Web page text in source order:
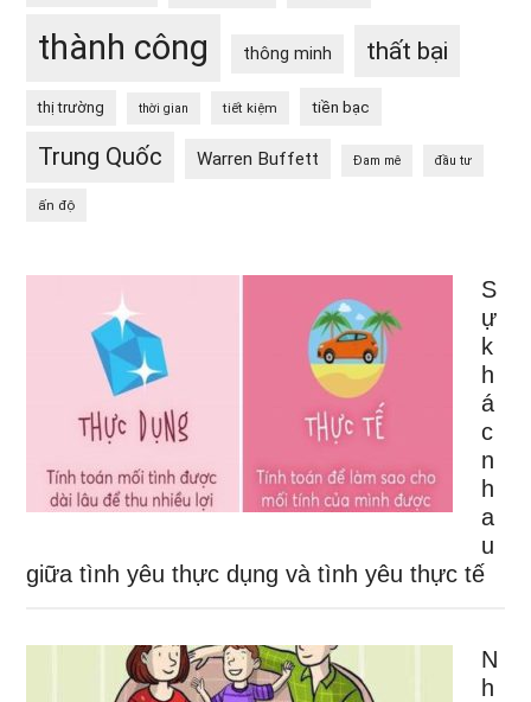
thành công thông minh thất bại
thị trường thời gian tiết kiệm tiền bạc
Trung Quốc Warren Buffett Đam mê đầu tư
ấn độ
S
ự
k
h
á
c
n
h
a
u
giữa tình yêu thực dụng và tình yêu thực tế
N
h